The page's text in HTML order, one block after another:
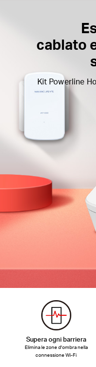
cablato
Kit Powerline
Supera ogni barriera
Elimina le zone d'ombra nella
connessione Wi-Fi